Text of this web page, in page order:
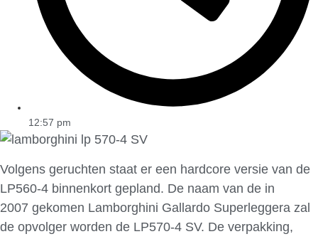
12:57 pm
Volgens geruchten staat er een hardcore versie van de
LP560-4 binnenkort gepland. De naam van de in
2007 gekomen Lamborghini Gallardo Superleggera zal
de opvolger worden de LP570-4 SV. De verpakking,